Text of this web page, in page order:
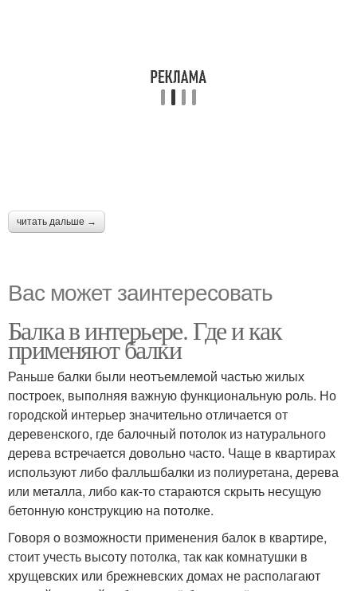
читать дальше →
Вас может заинтересовать
Балка в интерьере. Где и как
применяют балки
Раньше балки были неотъемлемой частью жилых
построек, выполняя важную функциональную роль. Но
городской интерьер значительно отличается от
деревенского, где балочный потолок из натурального
дерева встречается довольно часто. Чаще в квартирах
используют либо фалльшбалки из полиуретана, дерева
или металла, либо как-то стараются скрыть несущую
бетонную конструкцию на потолке.
Говоря о возможности применения балок в квартире,
стоит учесть высоту потолка, так как комнатушки в
хрущевских или брежневских домах не располагают